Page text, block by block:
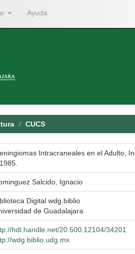
Ayuda
CUCS
Intracraneales en el Adulto,
Salcido, Ignacio
Digital wdg.biblio
de Guadalajara
hdl.handle.net/20.500.12104/34201
wdg.biblio.udg.mx